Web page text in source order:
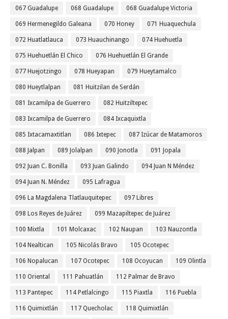
067 Guadalupe 068 Guadalupe 068 Guadalupe Victoria
069 Hermenegildo Galeana 070 Honey 071 Huaquechula
072 Huatlatlauca 073 Huauchinango 074 Huehuetla
075 Huehuetlán El Chico 076 Huehuetlán El Grande
077 Huejotzingo 078 Hueyapan 079 Hueytamalco
080 Hueytlalpan 081 Huitzilan de Serdán
081 Ixcamilpa de Guerrero 082 Huitziltepec
083 Ixcamilpa de Guerrero 084 Ixcaquixtla
085 Ixtacamaxtitlan 086 Ixtepec 087 Izúcar de Matamoros
088 Jalpan 089 Jolalpan 090 Jonotla 091 Jopala
092 Juan C. Bonilla 093 Juan Galindo 094 Juan N Méndez
094 Juan N. Méndez 095 Lafragua
096 La Magdalena Tlatlauquitepec 097 Libres
098 Los Reyes de Juárez 099 Mazapiltepec de Juárez
100 Mixtla 101 Molcaxac 102 Naupan 103 Nauzontla
104 Nealtican 105 Nicolás Bravo 105 Ocotepec
106 Nopalucan 107 Ocotepec 108 Ocoyucan 109 Olintla
110 Oriental 111 Pahuatlán 112 Palmar de Bravo
113 Pantepec 114 Petlalcingo 115 Piaxtla 116 Puebla
116 Quimixtlán 117 Quecholac 118 Quimixtlán